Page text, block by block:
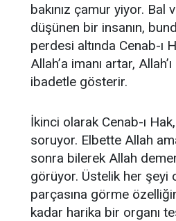
bakınız çamur yiyor.
düşünen bir insanın,
perdesi altında Cenab-ı
Allah’a imanı artar,
ibadetle gösterir.
İkinci olarak Cenab-ı
soruyor. Elbette Allah
sonra bilerek Allah
görüyor. Üstelik her şeyi
parçasına görme
kadar harika bir organı